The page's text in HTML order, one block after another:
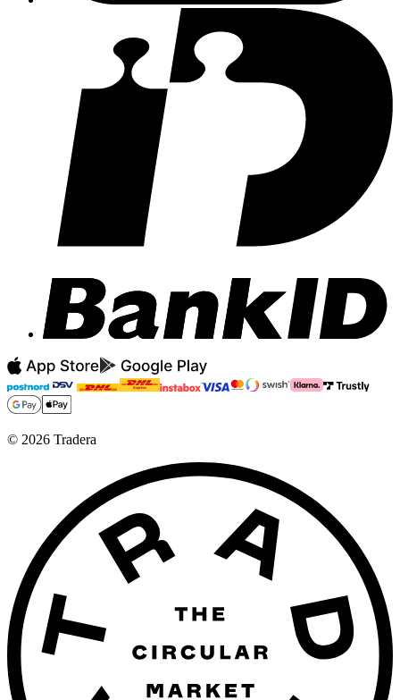
© 2026 Tradera